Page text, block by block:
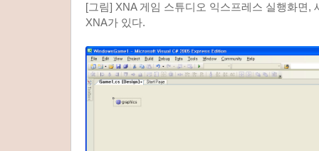
[그림] XNA 게임 스튜디오 익스프레스 실행화면,
XNA가 있다.